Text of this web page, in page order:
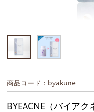
商品コード：byakune
BYEACNE（バイアク